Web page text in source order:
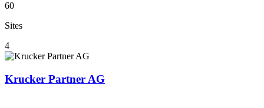
60
Sites
4
Krucker Partner AG